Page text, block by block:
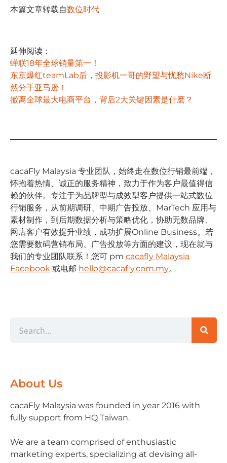
本篇文章转载自数位时代
延伸阅读：
蝉联18年全球销量第一！
东京爆红teamLab后，投影机一哥的野望与忧愁Nike断
然分手亚马逊！
撤离全球最大电商平台，背后2大关键因素是什麽？
cacaFly Malaysia 专业团队，始终⾛在数位⾏销最前端，
怀抱着热情、诚正的服务精神，致⼒于作为客户最值得信
赖的伙伴。专注于为品牌型与成效型客户提供⼀站式数位
⾏销服务，从前期调研、中期⼴告投放、MarTech 应⽤与
素材制作，到后期数据分析与策略优化，协助⽆数品牌、
⽹店客户有效提升业绩，成功扩展Online Business。若
您需要数码营销布局、⼴告投放等⽅⾯的建议，现在就与
我们的专业团队联系！您可 pm cacafly Malaysia
Facebook 或电邮 hello@cacafly.com.my。
About Us
cacaFly Malaysia was founded in year 2016 with
fully support from HQ Taiwan.
We are a team comprised of enthusiastic
marketing experts, specializing at devising all-